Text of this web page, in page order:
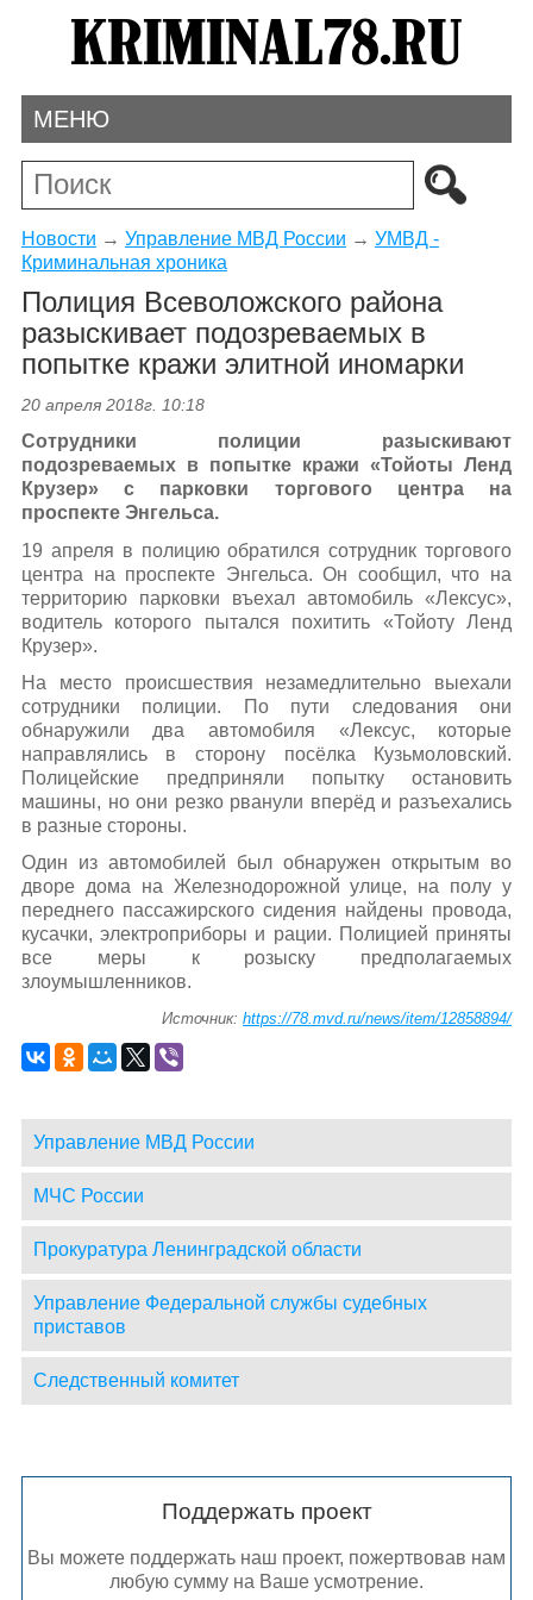
МЕНЮ
Новости → Управление МВД России → УМВД -
Криминальная хроника
Полиция Всеволожского района
разыскивает подозреваемых в
попытке кражи элитной иномарки
20 апреля 2018г. 10:18
Сотрудники полиции разыскивают
подозреваемых в попытке кражи «Тойоты Ленд
Крузер» с парковки торгового центра на
проспекте Энгельса.
19 апреля в полицию обратился сотрудник торгового
центра на проспекте Энгельса. Он сообщил, что на
территорию парковки въехал автомобиль «Лексус»,
водитель которого пытался похитить «Тойоту Ленд
Крузер».
На место происшествия незамедлительно выехали
сотрудники полиции. По пути следования они
обнаружили два автомобиля «Лексус, которые
направлялись в сторону посёлка Кузьмоловский.
Полицейские предприняли попытку остановить
машины, но они резко рванули вперёд и разъехались
в разные стороны.
Один из автомобилей был обнаружен открытым во
дворе дома на Железнодорожной улице, на полу у
переднего пассажирского сидения найдены провода,
кусачки, электроприборы и рации. Полицией приняты
все меры к розыску предполагаемых
злоумышленников.
Источник:https://78.mvd.ru/news/item/12858894/
Управление МВД России
МЧС России
Прокуратура Ленинградской области
Управление Федеральной службы судебных
приставов
Следственный комитет
Поддержать проект
Вы можете поддержать наш проект, пожертвовав нам
любую сумму на Ваше усмотрение.